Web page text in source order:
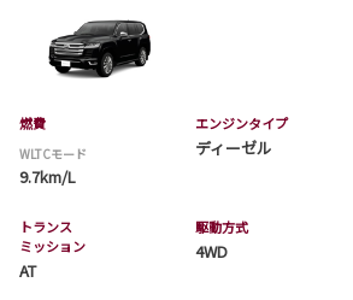
燃費
WLTCモード
9.7km/L
エンジンタイプ
ディーゼル
トランス
ミッション
AT
駆動方式
4WD